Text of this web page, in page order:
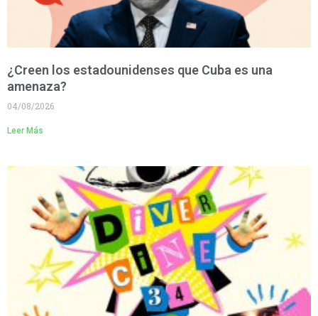
¿Creen los estadounidenses que Cuba es una
amenaza?
04/08/2026
Leer Más